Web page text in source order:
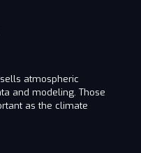
atmospheric
and modeling. Those
as the climate